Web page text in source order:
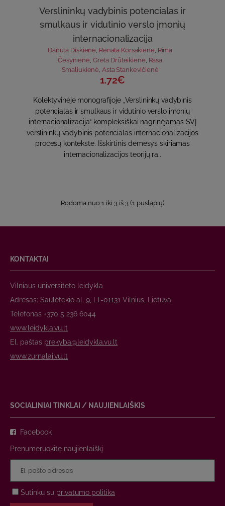
Verslininkų vadybinis potencialas ir
smulkaus ir vidutinio verslo įmonių
internacionalizacija
Danuta Diskienė, Renata Korsakienė, Rima
Česynienė Greta Drūteikienė Rasa
Smaliukienė, Asta Stankevičienė
1.72€
Kolektyvinėje monografijoje „Verslininkų vadybinis
potencialas ir smulkaus ir vidutinio verslo įmonių
internacionalizacija“ kompleksiškai nagrinėjamas SVĮ
verslininkų vadybinis potencialas internacionalizacijos
procesų kontekste. Išskirtinis dėmesys skiriamas
internacionalizacijos teorijų ra..
Rodoma nuo 1 iki 3 iš 3 (1 puslapių)
KONTAKTAI
Vilniaus universiteto leidykla
Adresas: Saulėtekio al. 9, LT-01131 Vilnius, Lietuva
Telefonas +370 5 236 6044
www.leidykla.vu.lt
El. paštas prekyba@leidykla.vu.lt
www.zurnalai.vu.lt
SOCIALINIAI TINKLAI / NAUJIENLAIŠKIS
Facebook
Prenumeruokite naujienlaiškį
Sutinku su privatumo politika